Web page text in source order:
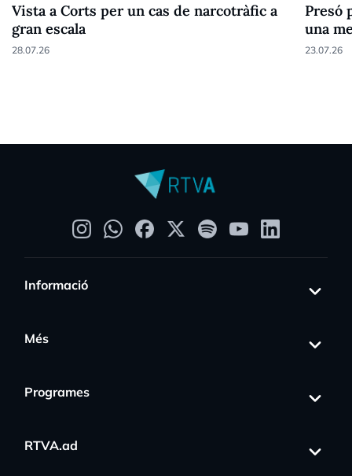
Vista a Corts per un cas de narcotràfic a
gran escala
28.07.26
Presó
una
23.07.26
Informació
Més
Programes
RTVA.ad